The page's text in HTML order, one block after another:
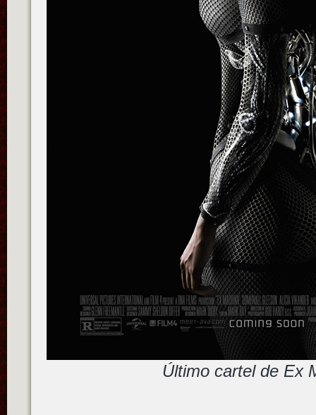
Último cartel de Ex